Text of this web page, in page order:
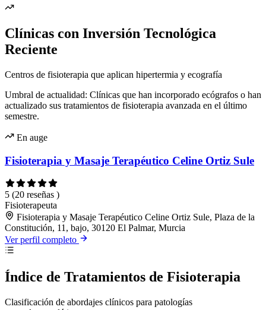
Clínicas con Inversión Tecnológica
Reciente
Centros de fisioterapia que aplican hipertermia y ecografía
Umbral de actualidad: Clínicas que han incorporado ecógrafos o han
actualizado sus tratamientos de fisioterapia avanzada en el último
semestre.
En auge
Fisioterapia y Masaje Terapéutico Celine Ortiz Sule
5 (20 reseñas )
Fisioterapeuta
Fisioterapia y Masaje Terapéutico Celine Ortiz Sule, Plaza de la
Constitución, 11, bajo, 30120 El Palmar, Murcia
Ver perfil completo
Índice de Tratamientos de Fisioterapia
Clasificación de abordajes clínicos para patologías